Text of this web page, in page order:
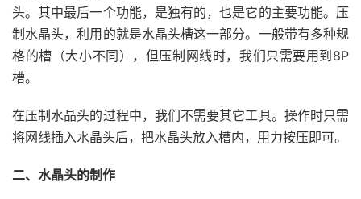
头。其中最后一个功能，是独有的，也是它的主要功能。压
制水晶头，利用的就是水晶头槽这一部分。一般带有多种规
格的槽（大小不同），但压制网线时，我们只需要用到8P
槽。
在压制水晶头的过程中，我们不需要其它工具。操作时只需
将网线插入水晶头后，把水晶头放入槽内，用力按压即可。
二、水晶头的制作